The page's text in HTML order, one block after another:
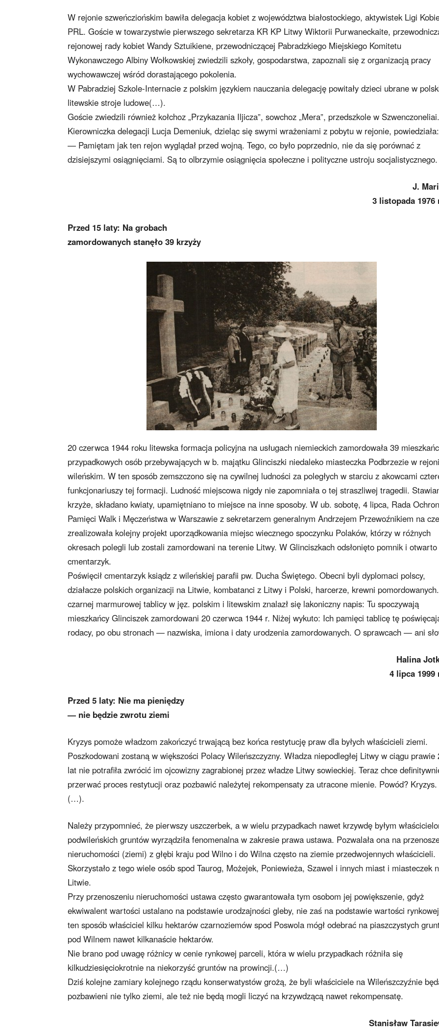
W rejonie szweńcziońskim bawiła delegacja kobiet z województwa białostockiego, aktywistek Ligi
PRL. Goście w towarzystwie pierwszego sekretarza KR KP Litwy Wiktorii Purwaneckaite,
rejonowej rady kobiet Wandy Sztuikiene, przewodniczącej Pabradzkiego Miejskiego Komitetu
Wykonawczego Albiny Wołkowskiej zwiedzili szkoły, gospodarstwa, zapoznali się z organizacją pracy
wychowawczej wśród dorastającego pokolenia.
W Pabradziej Szkole-Internacie z polskim językiem nauczania delegację powitały dzieci ubrane w
litewskie stroje ludowe(…).
Goście zwiedzili również kołchoz „Przykazania Iljicza”, sowchoz „Mera”, przedszkole w Szwenczoneliai.
Kierowniczka delegacji Lucja Demeniuk, dzieląc się swymi wrażeniami z pobytu w rejonie, powiedziała:
— Pamiętam jak ten rejon wyglądał przed wojną. Tego, co było poprzednio, nie da się porównać z
dzisiejszymi osiągnięciami. Są to olbrzymie osiągnięcia społeczne i polityczne ustroju socjalistycznego.
J.
3 listopada 1976
Przed 15 laty: Na grobach
zamordowanych stanęło 39 krzyży
20 czerwca 1944 roku litewska formacja policyjna na usługach niemieckich zamordowała 39
przypadkowych osób przebywających w b. majątku Glinciszki niedaleko miasteczka Podbrzezie w
wileńskim. W ten sposób zemszczono się na cywilnej ludności za poległych w starciu z akowcami
funkcjonariuszy tej formacji. Ludność miejscowa nigdy nie zapomniała o tej straszliwej tragedii.
krzyże, składano kwiaty, upamiętniano to miejsce na inne sposoby. W ub. sobotę, 4 lipca, Rada
Pamięci Walk i Męczeństwa w Warszawie z sekretarzem generalnym Andrzejem Przewoźnikiem na
zrealizowała kolejny projekt uporządkowania miejsc wiecznego spoczynku Polaków, którzy w różnych
okresach polegli lub zostali zamordowani na terenie Litwy. W Glinciszkach odsłonięto pomnik i otwarto
cmentarzyk.
Poświęcił cmentarzyk ksiądz z wileńskiej parafii pw. Ducha Świętego. Obecni byli dyplomaci polscy,
działacze polskich organizacji na Litwie, kombatanci z Litwy i Polski, harcerze, krewni
czarnej marmurowej tablicy w jęz. polskim i litewskim znalazł się lakoniczny napis: Tu spoczywają
mieszkańcy Glinciszek zamordowani 20 czerwca 1944 r. Niżej wykuto: Ich pamięci tablicę tę
rodacy, po obu stronach — nazwiska, imiona i daty urodzenia zamordowanych. O sprawcach — ani
Halina
4 lipca 1999
Przed 5 laty: Nie ma pieniędzy
— nie będzie zwrotu ziemi
Kryzys pomoże władzom zakończyć trwającą bez końca restytucję praw dla byłych właścicieli ziemi.
Poszkodowani zostaną w większości Polacy Wileńszczyzny. Władza niepodległej Litwy w ciągu prawie
lat nie potrafiła zwrócić im ojcowizny zagrabionej przez władze Litwy sowieckiej. Teraz chce
przerwać proces restytucji oraz pozbawić należytej rekompensaty za utracone mienie. Powód? Kryzys.
(…).
Należy przypomnieć, że pierwszy uszczerbek, a w wielu przypadkach nawet krzywdę byłym
podwileńskich gruntów wyrządziła fenomenalna w zakresie prawa ustawa. Pozwalała ona na
nieruchomości (ziemi) z głębi kraju pod Wilno i do Wilna często na ziemie przedwojennych właścicieli.
Skorzystało z tego wiele osób spod Taurog, Możejek, Poniewieża, Szawel i innych miast i miasteczek
Litwie.
Przy przenoszeniu nieruchomości ustawa często gwarantowała tym osobom jej powiększenie, gdyż
ekwiwalent wartości ustalano na podstawie urodzajności gleby, nie zaś na podstawie wartości
ten sposób właściciel kilku hektarów czarnoziemów spod Poswola mógł odebrać na piaszczystych
pod Wilnem nawet kilkanaście hektarów.
Nie brano pod uwagę różnicy w cenie rynkowej parceli, która w wielu przypadkach różniła się
kilkudziesięciokrotnie na niekorzyść gruntów na prowincji.(…)
Dziś kolejne zamiary kolejnego rządu konserwatystów grożą, że byli właściciele na Wileńszczyźnie
pozbawieni nie tylko ziemi, ale też nie będą mogli liczyć na krzywdzącą nawet rekompensatę.
Stanisław